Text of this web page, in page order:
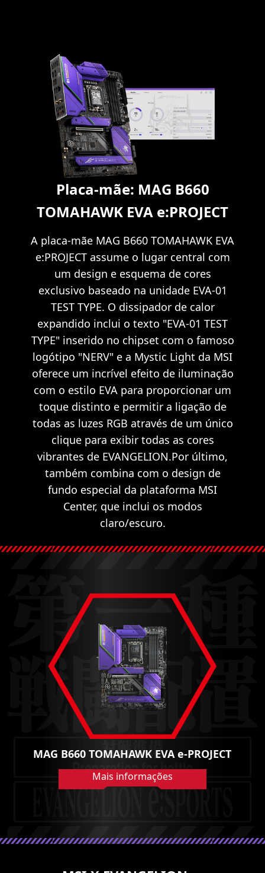
Placa-mãe: MAG B660
TOMAHAWK EVA e:PROJECT
A placa-mãe MAG B660 TOMAHAWK EVA
e:PROJECT assume o lugar central com
um design e esquema de cores
exclusivo baseado na unidade EVA-01
TEST TYPE. O dissipador de calor
expandido inclui o texto "EVA-01 TEST
TYPE" inserido no chipset com o famoso
logótipo "NERV" e a Mystic Light da MSI
oferece um incrível efeito de iluminação
com o estilo EVA para proporcionar um
toque distinto e permitir a ligação de
todas as luzes RGB através de um único
clique para exibir todas as cores
vibrantes de EVANGELION.Por último,
também combina com o design de
fundo especial da plataforma MSI
Center, que inclui os modos
claro/escuro.
MAG B660 TOMAHAWK EVA e-PROJECT
Mais informações